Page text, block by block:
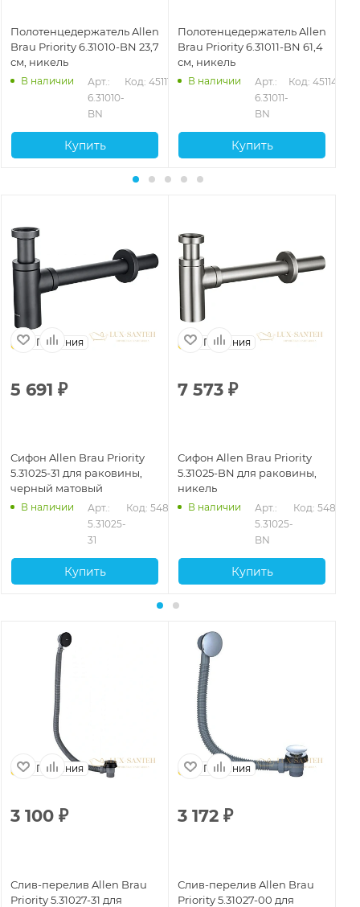
Полотенцедержатель Allen
Brau Priority 6.31010-BN 23,7
см, никель
В наличии
Арт.:
6.31010-
BN
Код: 45111
Купить
Полотенцедержатель Allen
Brau Priority 6.31011-BN 61,4
см, никель
В наличии
Арт.:
6.31011-
BN
Код: 45114
Купить
Германия
5 691 ₽
Сифон Allen Brau Priority
5.31025-31 для раковины,
черный матовый
В наличии
Арт.:
5.31025-
31
Код: 54876
Купить
Германия
7 573 ₽
Сифон Allen Brau Priority
5.31025-BN для раковины,
никель
В наличии
Арт.:
5.31025-
BN
Код: 54877
Купить
Германия
3 100 ₽
Слив-перелив Allen Brau
Priority 5.31027-31 для
Германия
3 172 ₽
Слив-перелив Allen Brau
Priority 5.31027-00 для